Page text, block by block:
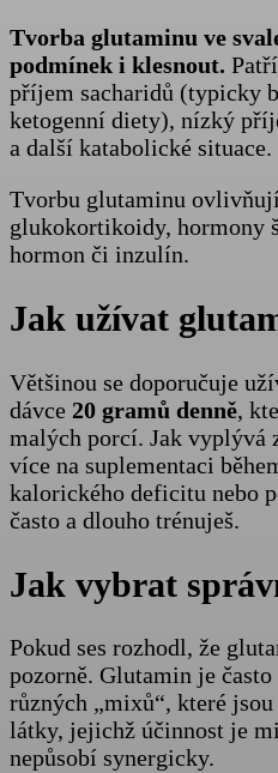
Tvorba glutaminu ve
podmínek i klesnout.
příjem sacharidů (typicky
ketogenní diety), nízký
a další katabolické situace.
Tvorbu glutaminu
glukokortikoidy, hormony
hormon či inzulín.
Jak užívat
Většinou se doporučuje
dávce 20 gramů denně,
malých porcí. Jak vyplývá
více na suplementaci
kalorického deficitu nebo
často a dlouho trénuješ.
Jak vybrat
Pokud ses rozhodl, že
pozorně. Glutamin je
různých „mixů“, které
látky, jejichž účinnost je
nepůsobí synergicky.